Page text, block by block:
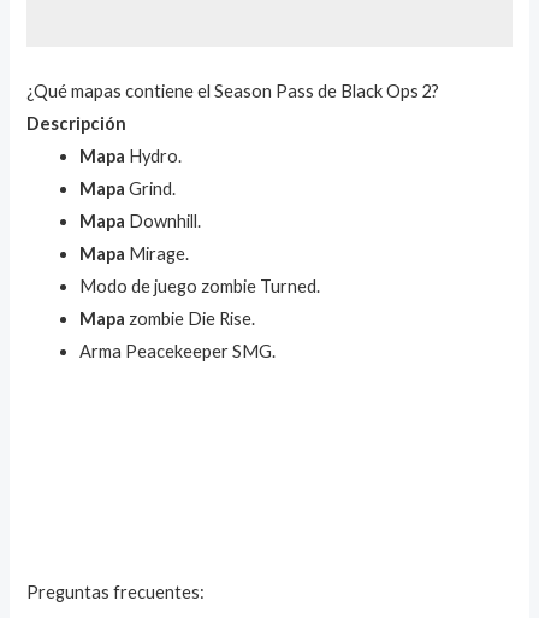
¿Qué mapas contiene el Season Pass de Black Ops 2?
Descripción
Mapa Hydro.
Mapa Grind.
Mapa Downhill.
Mapa Mirage.
Modo de juego zombie Turned.
Mapa zombie Die Rise.
Arma Peacekeeper SMG.
Preguntas frecuentes: